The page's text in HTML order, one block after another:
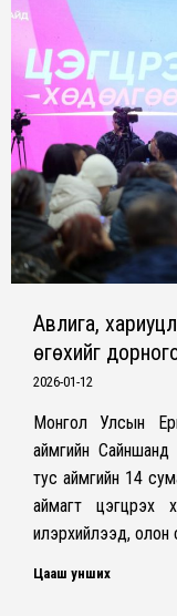
Авлига,
өгөхийг
2026-01-12
Монгол Улсын
аймгийн
тус аймгийн 14
аймагт цэгцрэх
илэрхийлээд, олон
Цааш унших